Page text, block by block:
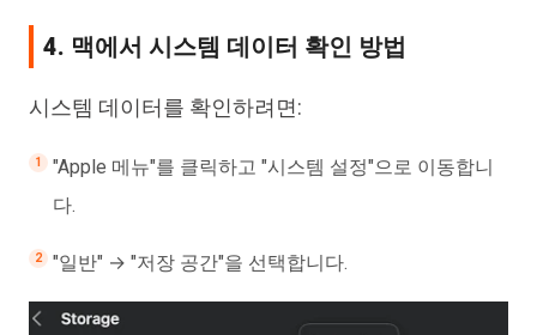
4. 맥에서 시스템 데이터 확인 방법
시스템 데이터를 확인하려면:
"Apple 메뉴"를 클릭하고 "시스템 설정"으로 이동합니
다.
"일반" → "저장 공간"을 선택합니다.